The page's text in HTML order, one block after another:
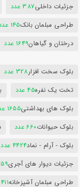
جزئیات داخلی387 عدد
طراحی مبلمان بانک145 عدد
درختان و گیاهان1649 عدد
بلوک سخت افزار328 عدد
تخت یک نفره45 عدد
بلوک های بهداشتی1655 عدد
بلوک حیوانات660 عدد
بلوک - آرام - نماد4424 عدد
جزئیات دیوار های آجری359
طراحی مبلمان آشپزخانه411 عدد